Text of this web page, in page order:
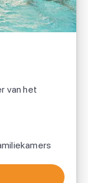
van het